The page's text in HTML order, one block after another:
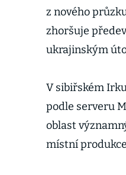
z nového
zhoršuje
ukrajinským
V sibiřském
podle serveru
oblast
místní